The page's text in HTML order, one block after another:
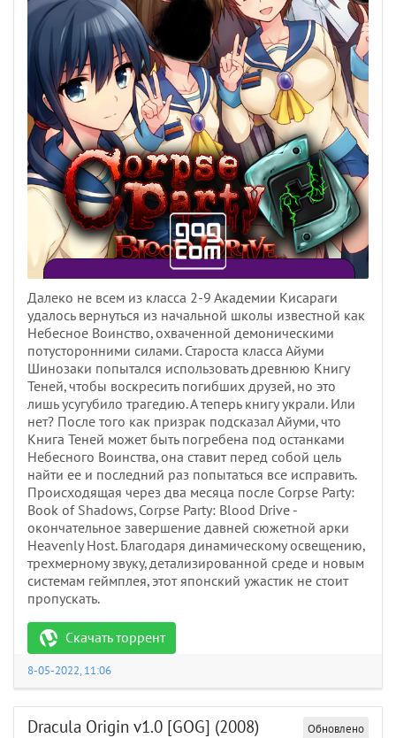
Далеко не всем из класса 2-9 Академии Кисараги
удалось вернуться из начальной школы известной как
Небесное Воинство, охваченной демоническими
потусторонними силами. Староста класса Айуми
Шинозаки попытался использовать древнюю Книгу
Теней, чтобы воскресить погибших друзей, но это
лишь усугубило трагедию. А теперь книгу украли. Или
нет? После того как призрак подсказал Айуми, что
Книга Теней может быть погребена под останками
Небесного Воинства, она ставит перед собой цель
найти ее и последний раз попытаться все исправить.
Происходящая через два месяца после Corpse Party:
Book of Shadows, Corpse Party: Blood Drive -
окончательное завершение давней сюжетной арки
Heavenly Host. Благодаря динамическому освещению,
трехмерному звуку, детализированной среде и новым
системам геймплея, этот японский ужастик не стоит
пропускать.
Скачать торрент
8-05-2022, 11:06
Dracula Origin v1.0 [GOG] (2008) Обновлено